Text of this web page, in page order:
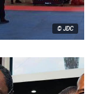
© JDC